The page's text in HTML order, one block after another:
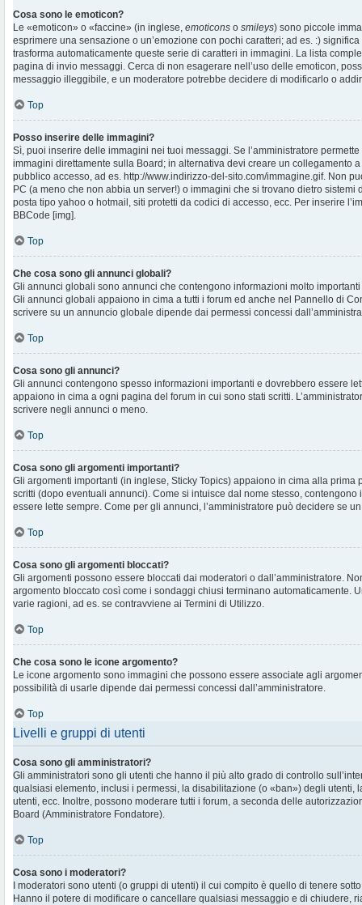
Cosa sono le emoticon?
Le «emoticon» o «faccine» (in inglese, emoticons o smileys) sono piccole
esprimere una sensazione o un’emozione con pochi caratteri; ad es. :)
trasforma automaticamente queste serie di caratteri in immagini. La lista
pagina di invio messaggi. Cerca di non esagerare nell’uso delle emoticon,
messaggio illeggibile, e un moderatore potrebbe decidere di modificarlo o
Top
Posso inserire delle immagini?
Sì, puoi inserire delle immagini nei tuoi messaggi. Se l’amministratore
immagini direttamente sulla Board; in alternativa devi creare un collegamento
pubblico accesso, ad es. http://www.indirizzo-del-sito.com/immagine.gif. Non
PC (a meno che non abbia un server!) o immagini che si trovano dietro sistemi
posta tipo yahoo o hotmail, siti protetti da codici di accesso, ecc. Per inserire
BBCode [img].
Top
Che cosa sono gli annunci globali?
Gli annunci globali sono annunci che contengono informazioni molto
Gli annunci globali appaiono in cima a tutti i forum ed anche nel Pannello di
scrivere su un annuncio globale dipende dai permessi concessi
Top
Cosa sono gli annunci?
Gli annunci contengono spesso informazioni importanti e dovrebbero essere
appaiono in cima a ogni pagina del forum in cui sono stati scritti.
scrivere negli annunci o meno.
Top
Cosa sono gli argomenti importanti?
Gli argomenti importanti (in inglese, Sticky Topics) appaiono in cima alla prima
scritti (dopo eventuali annunci). Come si intuisce dal nome stesso,
essere lette sempre. Come per gli annunci, l’amministratore può decidere se
Top
Cosa sono gli argomenti bloccati?
Gli argomenti possono essere bloccati dai moderatori o dall’amministratore.
argomento bloccato così come i sondaggi chiusi terminano automaticamente.
varie ragioni, ad es. se contravviene ai Termini di Utilizzo.
Top
Che cosa sono le icone argomento?
Le icone argomento sono immagini che possono essere associate agli
possibilità di usarle dipende dai permessi concessi dall’amministratore.
Top
Livelli e gruppi di utenti
Cosa sono gli amministratori?
Gli amministratori sono gli utenti che hanno il più alto grado di controllo
qualsiasi elemento, inclusi i permessi, la disabilitazione (o «ban») degli utenti,
utenti, ecc. Inoltre, possono moderare tutti i forum, a seconda delle
Board (Amministratore Fondatore).
Top
Cosa sono i moderatori?
I moderatori sono utenti (o gruppi di utenti) il cui compito è quello di tenere
Hanno il potere di modificare o cancellare qualsiasi messaggio e di chiudere,